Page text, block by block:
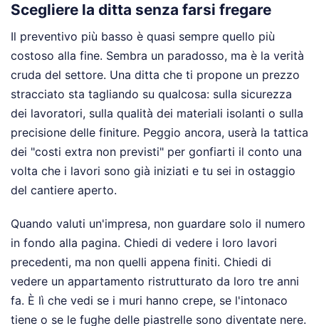
Scegliere la ditta senza farsi fregare
Il preventivo più basso è quasi sempre quello più
costoso alla fine. Sembra un paradosso, ma è la verità
cruda del settore. Una ditta che ti propone un prezzo
stracciato sta tagliando su qualcosa: sulla sicurezza
dei lavoratori, sulla qualità dei materiali isolanti o sulla
precisione delle finiture. Peggio ancora, userà la tattica
dei "costi extra non previsti" per gonfiarti il conto una
volta che i lavori sono già iniziati e tu sei in ostaggio
del cantiere aperto.
Quando valuti un'impresa, non guardare solo il numero
in fondo alla pagina. Chiedi di vedere i loro lavori
precedenti, ma non quelli appena finiti. Chiedi di
vedere un appartamento ristrutturato da loro tre anni
fa. È lì che vedi se i muri hanno crepe, se l'intonaco
tiene o se le fughe delle piastrelle sono diventate nere.